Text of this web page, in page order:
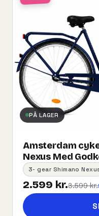
PÅ LAGER
Amsterdam
Nexus Med
3- gear Shimano
2.599 kr.3.599 kr.